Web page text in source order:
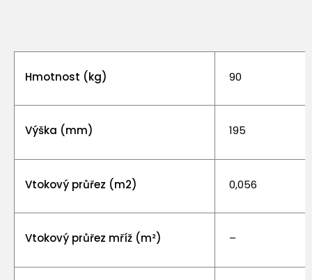
Hmotnost (kg) 90
Výška (mm) 195
Vtokový průřez (m2) 0,056
Vtokový průřez mříž (m²) –